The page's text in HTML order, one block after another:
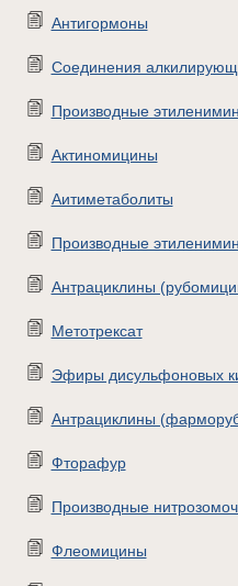
Антигормоны
Соединения
Производные
Актиномицины
Аитиметаболиты
Производные
Антрациклины
Метотрексат
Эфиры дисульфоновых
Антрациклины
Фторафур
Производные
Флеомицины